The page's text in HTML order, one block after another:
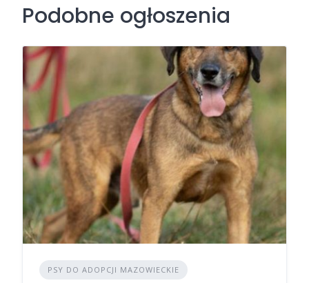
Podobne ogłoszenia
PSY DO ADOPCJI MAZOWIECKIE